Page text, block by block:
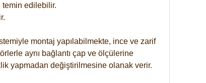
edilebilir.
montaj yapılabilmekte, ince ve zarif
aynı bağlantı çap ve ölçülerine
yapmadan değiştirilmesine olanak verir.